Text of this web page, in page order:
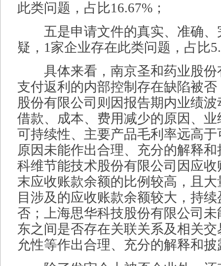
此类问题，占比16.67%；
五是申请文件的真实、准确、
疑，1家企业存在此类问题，占比
具体来看，南京圣和药业股份
支付返利的内部控制存在缺陷被
股份有限公司则因报告期内业绩
借款、成本、费用减少的原因、
可持续性、主要产品毛利率远高
原因未能作出合理、充分的解释
科维节能技术股份有限公司因应
末应收账款余额的比例较高，且
目涉及的应收账款余额较大，持
否；上海思华科技股份有限公司
东之间是否存在关联关系及相关
允性等作出合理、充分的解释和